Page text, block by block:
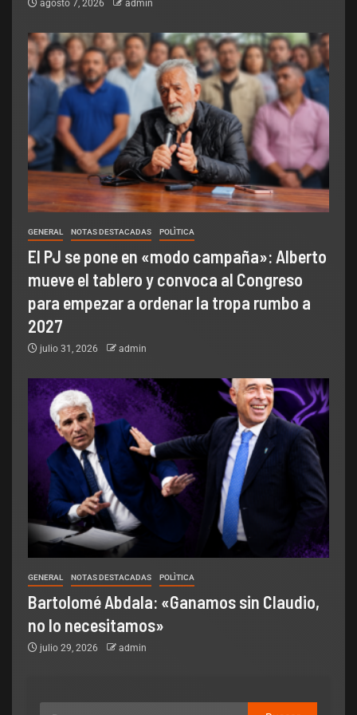
agosto 7, 2026 admin
GENERAL NOTAS DESTACADAS POLÌTICA
El PJ se pone en «modo campaña»: Alberto
mueve el tablero y convoca al Congreso
para empezar a ordenar la tropa rumbo a
2027
julio 31, 2026 admin
GENERAL NOTAS DESTACADAS POLÌTICA
Bartolomé Abdala: «Ganamos sin Claudio,
no lo necesitamos»
julio 29, 2026 admin